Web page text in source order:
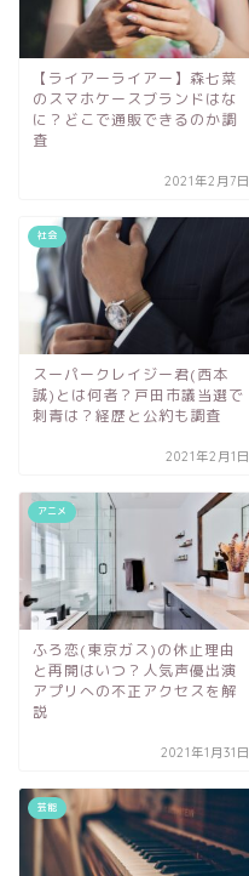
【ライアーライアー】森七菜
のスマホケースブランドはな
に？どこで通販できるのか調
査
2021年2月7日
社会
スーパークレイジー君(西本
誠)とは何者？戸田市議当選で
刺青は？経歴と公約も調査
2021年2月1日
アニメ
ふろ恋(東京ガス)の休止理由
と再開はいつ？人気声優出演
アプリへの不正アクセスを解
説
2021年1月31日
芸能